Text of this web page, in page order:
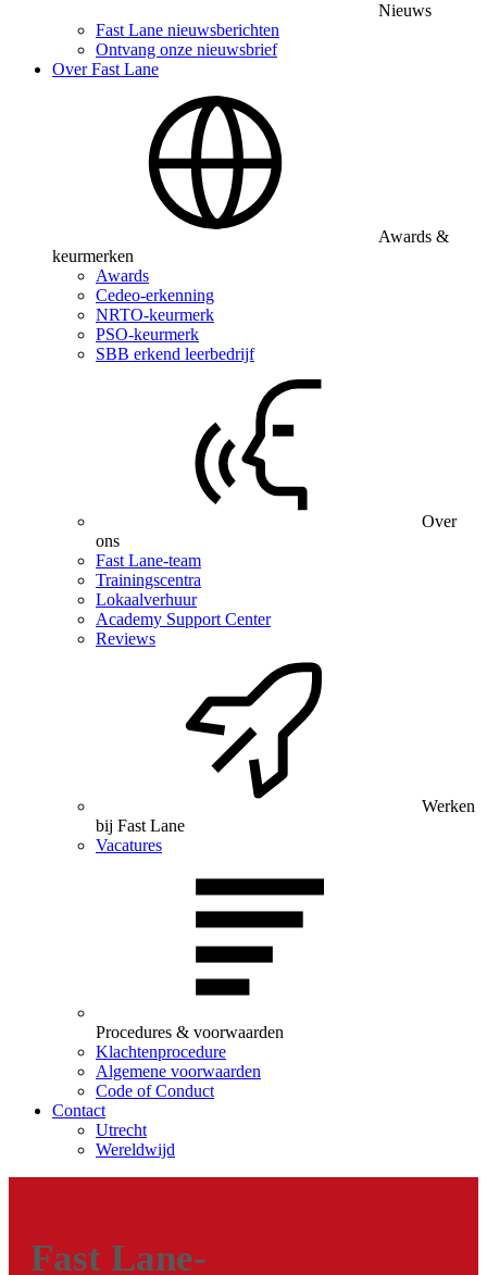
Nieuws
Fast Lane nieuwsberichten
Ontvang onze nieuwsbrief
Over Fast Lane
Awards &
keurmerken
Awards
Cedeo-erkenning
NRTO-keurmerk
PSO-keurmerk
SBB erkend leerbedrijf
Over
ons
Fast Lane-team
Trainingscentra
Lokaalverhuur
Academy Support Center
Reviews
Werken
bij Fast Lane
Vacatures
Procedures & voorwaarden
Klachtenprocedure
Algemene voorwaarden
Code of Conduct
Contact
Utrecht
Wereldwijd
Fast Lane-